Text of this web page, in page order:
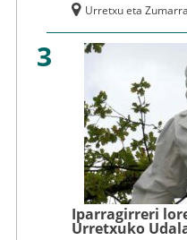
Urretxu eta
3
Iparragirreri
Urretxuko